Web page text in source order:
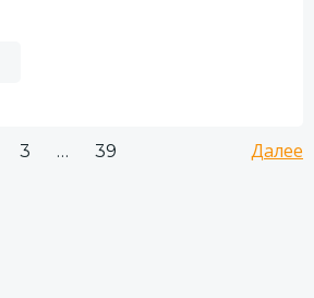
Страница
3 … Страница
39 Далее